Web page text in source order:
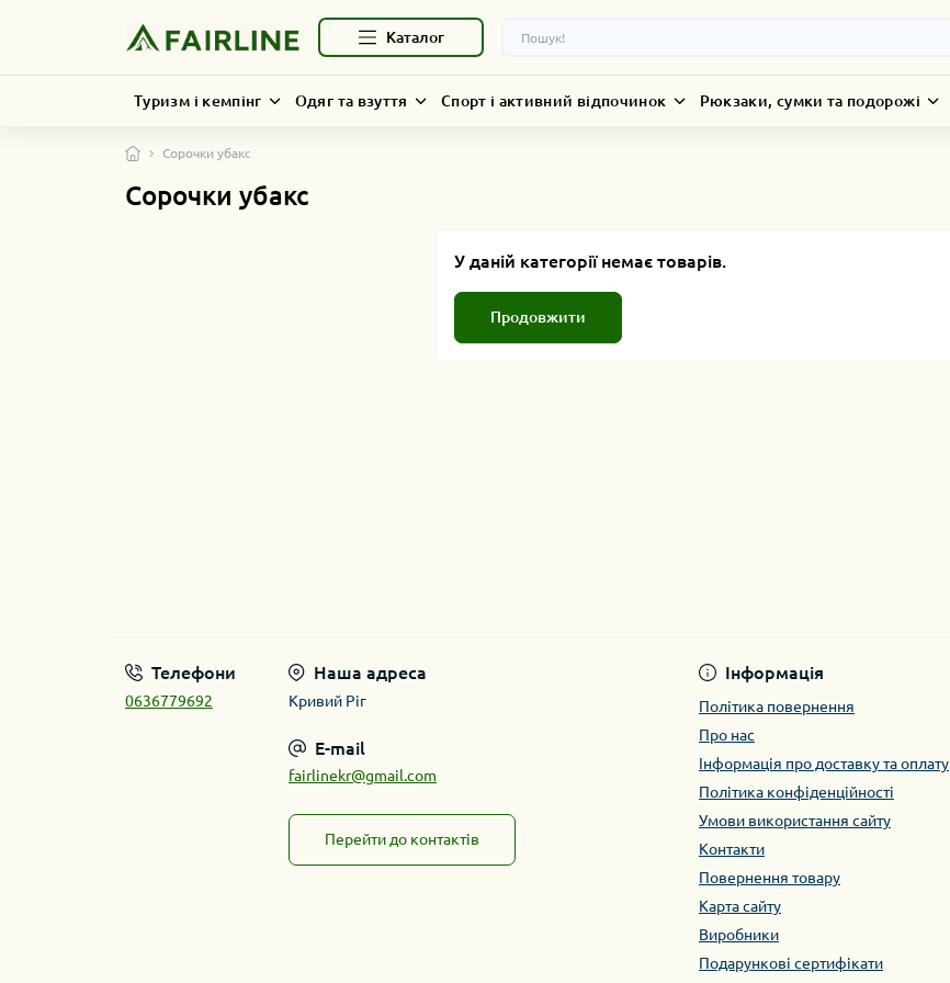
Каталог
Туризм і кемпінг Одяг та взуття Спорт і активний відпочинок Рюкзаки, сумки та подорожі
Сорочки убакс
Сорочки убакс
У даній категорії немає товарів.
Продовжити
Телефони
0636779692
Наша адреса
Кривий Ріг
E-mail
fairlinekr@gmail.com
Перейти до контактів
Інформація
Політика повернення
Про нас
Інформація про доставку та оплату
Політика конфіденційності
Умови використання сайту
Контакти
Повернення товару
Карта сайту
Виробники
Подарункові сертифікати